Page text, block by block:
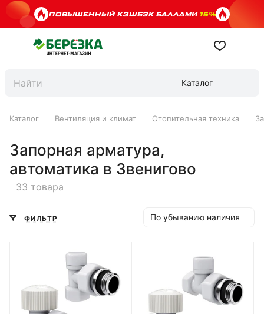
ПОВЫШЕННЫЙ КЭШБЭК БАЛЛАМИ15%
Каталог
Каталог Вентиляция и климат Отопительная техника
Запорная арматура,
автоматика в Звенигово
33 товара
ФИЛЬТР По убыванию наличия